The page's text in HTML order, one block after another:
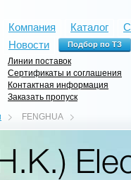
Компания Каталог
Новости
Линии поставок
Сертификаты и соглашения
Контактная информация
Заказать пропуск
FENGHUA